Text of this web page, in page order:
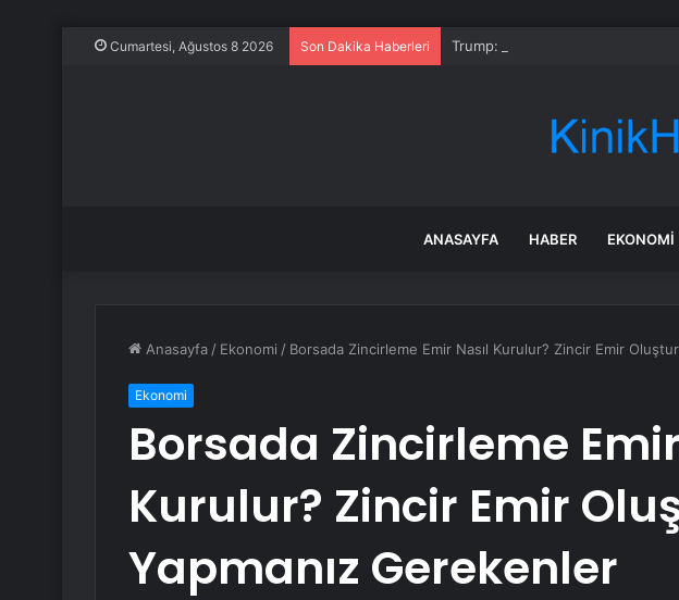
Cumartesi, Ağustos 8 2026 Son Dakika Haberleri Trump: Şi ve Putin İran’a silah
ANASAYFA HABER EKONOMI
Anasayfa / Ekonomi / Borsada Zincirleme Emir Nasıl Kurulur? Zincir Emir
Ekonomi
Borsada Zincirleme
Kurulur? Zincir Emir
Yapmanız Gerekenler